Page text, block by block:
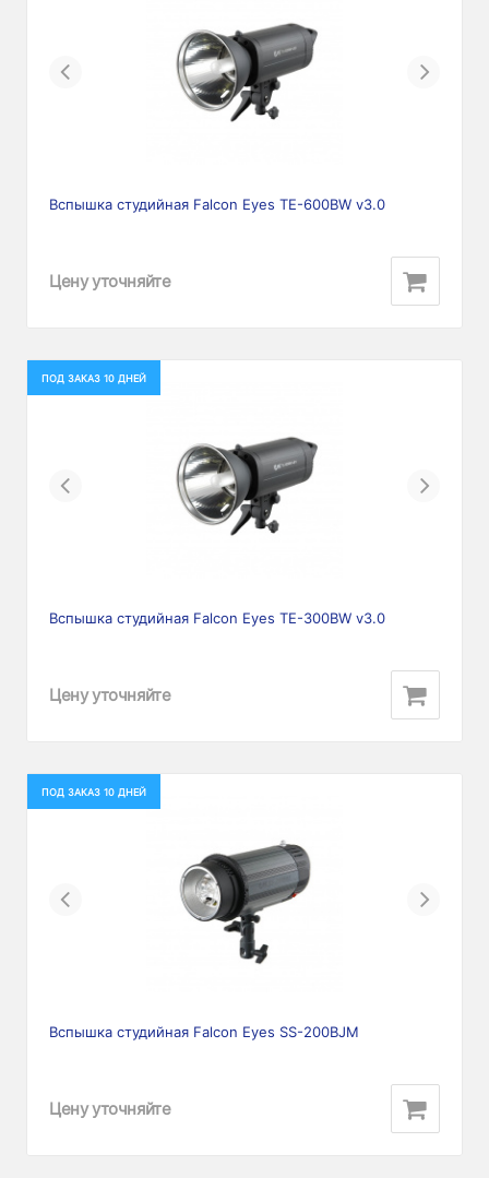
Previous Next
Вспышка студийная Falcon Eyes TE-600BW v3.0
Цену уточняйте
ПОД ЗАКАЗ 10 ДНЕЙ
Previous Next
Вспышка студийная Falcon Eyes TE-300BW v3.0
Цену уточняйте
ПОД ЗАКАЗ 10 ДНЕЙ
Previous Next
Вспышка студийная Falcon Eyes SS-200BJM
Цену уточняйте